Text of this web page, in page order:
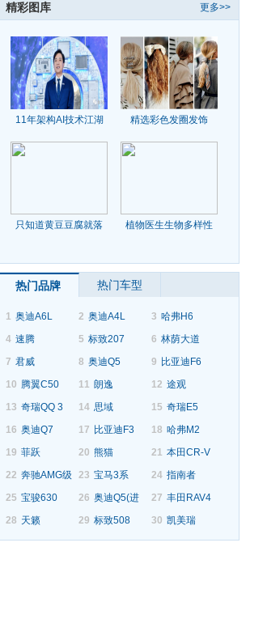
更多>>
精彩图库
11年架构AI技术江湖 精选彩色发圈发饰
只知道黄豆豆腐就落 植物医生生物多样性
热门品牌 热门车型
1 奥迪A6L 2 奥迪A4L 3 哈弗H6
4 速腾 5 标致207 6 林荫大道
7 君威 8 奥迪Q5 9 比亚迪F6
10 腾翼C50 11 朗逸 12 途观
13 奇瑞QQ 3 14 思域 15 奇瑞E5
16 奥迪Q7 17 比亚迪F3 18 哈弗M2
19 菲跃 20 熊猫 21 本田CR-V
22 奔驰AMG级 23 宝马3系 24 指南者
25 宝骏630 26 奥迪Q5(进 27 丰田RAV4
28 天籁 29 标致508 30 凯美瑞